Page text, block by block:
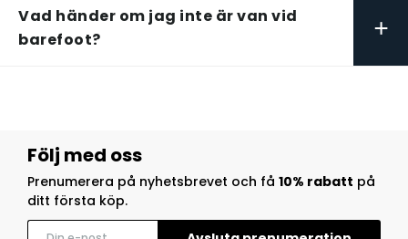
Vad händer om jag inte är van vid
barefoot?
+
Följ med oss
Prenumerera på nyhetsbrevet och få 10% rabatt på
ditt första köp.